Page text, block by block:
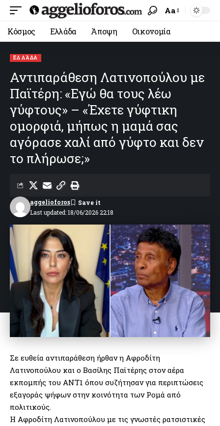
Aa
Κόσμος Ελλάδα Άποψη Οικονομία
ΕΛΛΆΔΑ
Αντιπαράθεση Λατινοπούλου με
Παϊτέρη: «Εγώ θα τους λέω
γύφτους» – «Έχετε γύφτικη
ομορφιά, μήπως η μαμά σας
αγόρασε χαλί από γύφτο και δεν
το πλήρωσε;»
Last updated: 18/06/2026 22:18
aggelioforos
Σε ευθεία αντιπαράθεση ήρθαν η Αφροδίτη
Λατινοπούλου και ο Βασίλης Παϊτέρης στον αέρα
εκπομπής του ΑΝΤ1 όπου συζήτησαν για περιπτώσεις
εξαγοράς ψήφων στην κοινότητα των Ρομά από
πολιτικούς.
Η Αφροδίτη Λατινοπούλου με τις γνωστές ρατσιστικές